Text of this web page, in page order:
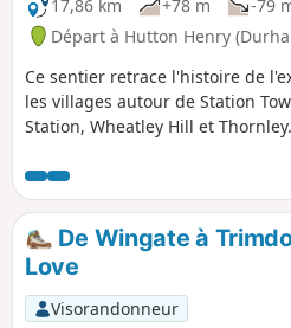
17,86 km
+78 m -79
Départ à Hutton Henry
Ce sentier retrace l'histoire de
les villages autour de Station
Station, Wheatley Hill et
De Wingate à
Love
Visorandonneur